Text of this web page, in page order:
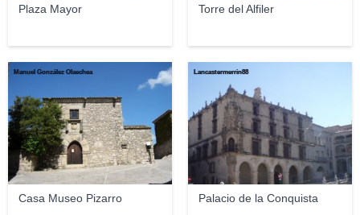
Plaza Mayor Torre del Alfiler
Casa Museo Pizarro
Manuel González Olaechea
Palacio de la Conquista
Lancastermerrin88